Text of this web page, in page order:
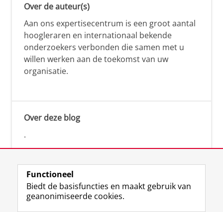
Over de auteur(s)
Aan ons expertisecentrum is een groot aantal
hoogleraren en internationaal bekende
onderzoekers verbonden die samen met u
willen werken aan de toekomst van uw
organisatie.
Over deze blog
.
Functioneel
Biedt de basisfuncties en maakt gebruik van
geanonimiseerde cookies.